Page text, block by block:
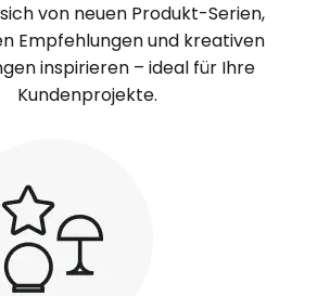
sich von neuen Produkt-Serien,
Empfehlungen und kreativen
inspirieren – ideal für Ihre
Kundenprojekte.